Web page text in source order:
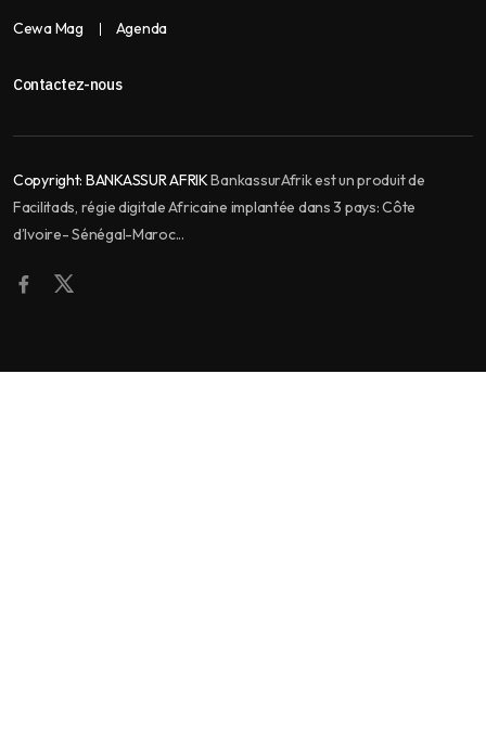
Cewa Mag Agenda
Contactez-nous
Copyright: BANKASSUR AFRIKBankassurAfrik est un produit de
Facilitads, régie digitale Africaine implantée dans 3 pays: Côte
d’Ivoire- Sénégal-Maroc...